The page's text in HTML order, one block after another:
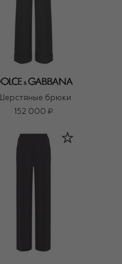
Шерстяные брюки
152 000 ₽